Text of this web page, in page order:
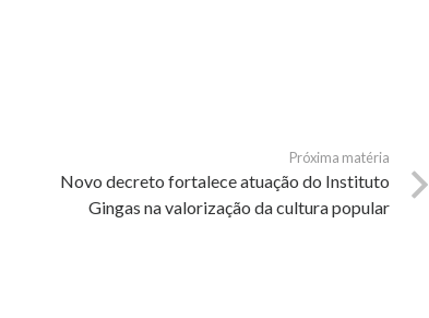
Próxima matéria
Novo decreto fortalece atuação do Instituto
Gingas na valorização da cultura popular